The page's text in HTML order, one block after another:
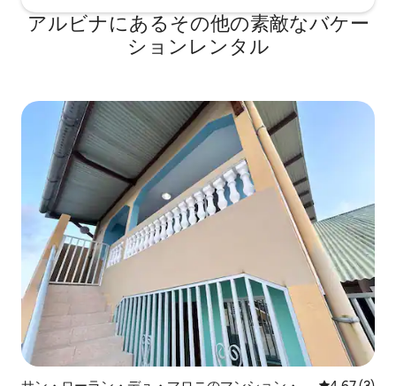
アルビナにあるその他の素敵なバケー
ションレンタル